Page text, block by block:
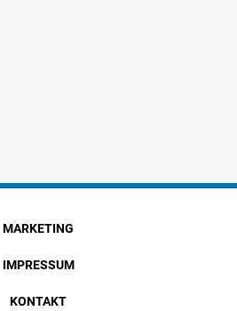
MARKETING
IMPRESSUM
KONTAKT